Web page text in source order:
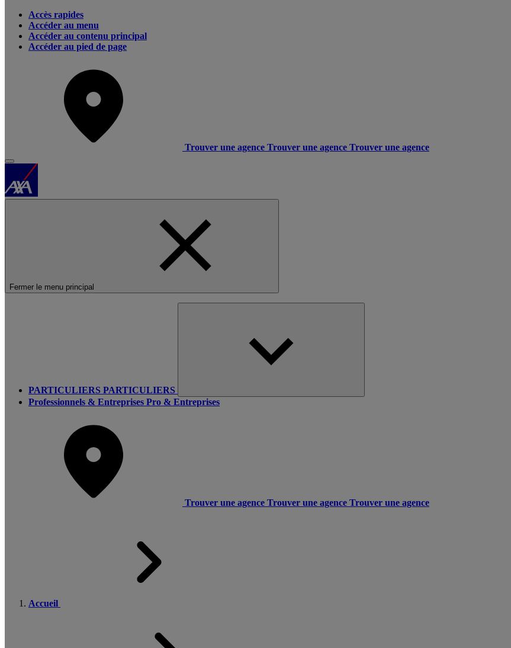
Accès rapides
Accéder au menu
Accéder au contenu principal
Accéder au pied de page
Trouver une agence Trouver une agence Trouver une agence
Fermer le menu principal
PARTICULIERS PARTICULIERS
Professionnels & Entreprises Pro & Entreprises
Trouver une agence Trouver une agence Trouver une agence
Accueil